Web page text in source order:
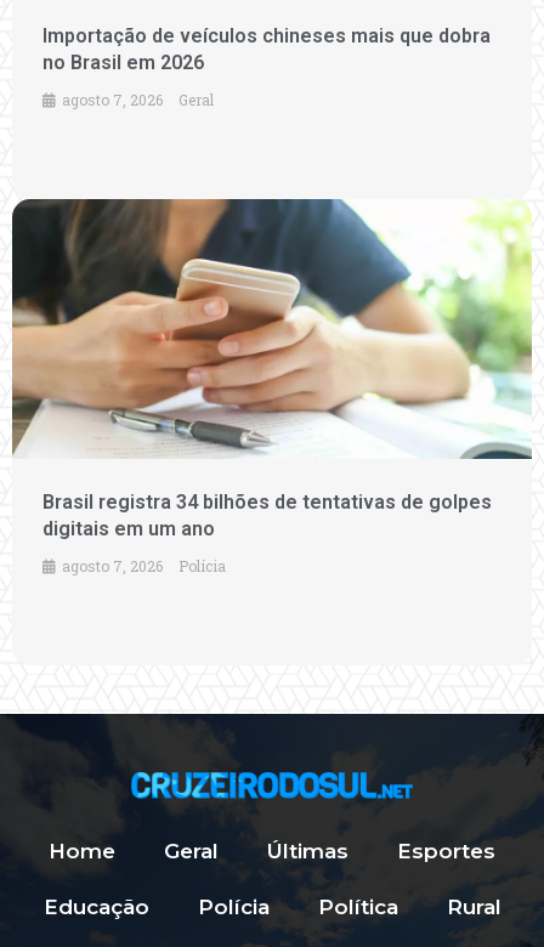
Importação de veículos chineses mais que dobra
no Brasil em 2026
agosto 7, 2026 Geral
Brasil registra 34 bilhões de tentativas de golpes
digitais em um ano
agosto 7, 2026 Polícia
Home Geral Últimas Esportes
Educação Polícia Política Rural